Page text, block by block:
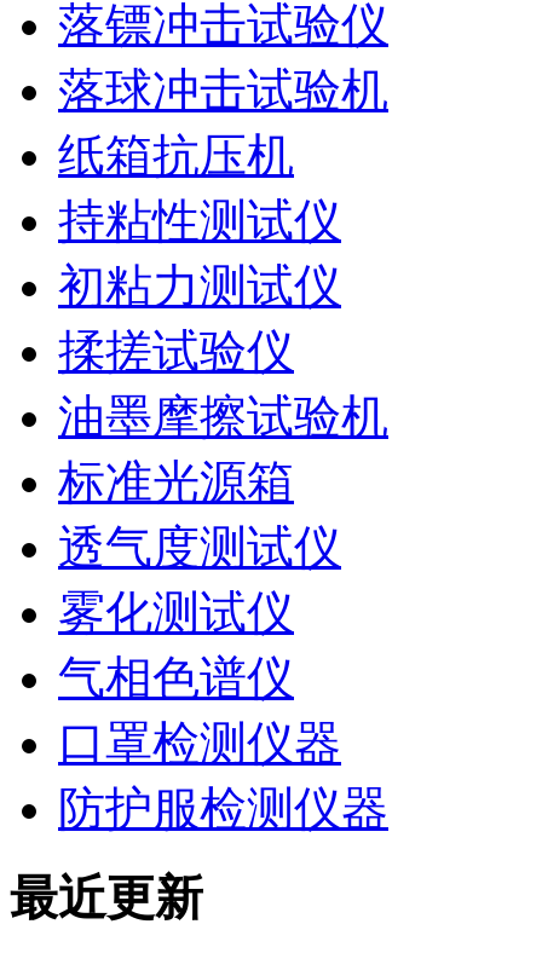
落镖冲击试验仪
落球冲击试验机
纸箱抗压机
持粘性测试仪
初粘力测试仪
揉搓试验仪
油墨摩擦试验机
标准光源箱
透气度测试仪
雾化测试仪
气相色谱仪
口罩检测仪器
防护服检测仪器
最近更新